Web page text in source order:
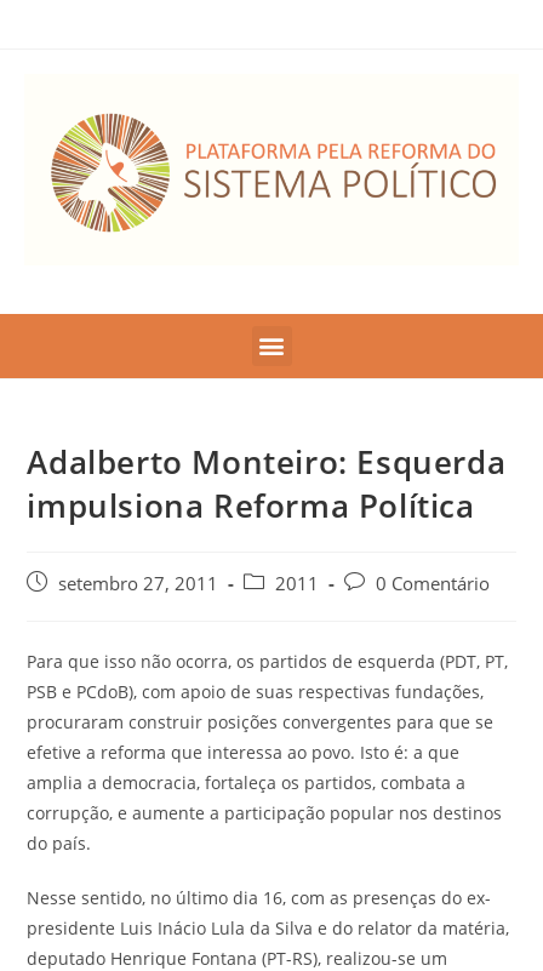
Adalberto Monteiro: Esquerda
impulsiona Reforma Política
setembro 27, 2011 2011 0 Comentário
Para que isso não ocorra, os partidos de esquerda (PDT, PT,
PSB e PCdoB), com apoio de suas respectivas fundações,
procuraram construir posições convergentes para que se
efetive a reforma que interessa ao povo. Isto é: a que
amplia a democracia, fortaleça os partidos, combata a
corrupção, e aumente a participação popular nos destinos
do país.
Nesse sentido, no último dia 16, com as presenças do ex-
presidente Luis Inácio Lula da Silva e do relator da matéria,
deputado Henrique Fontana (PT-RS), realizou-se um